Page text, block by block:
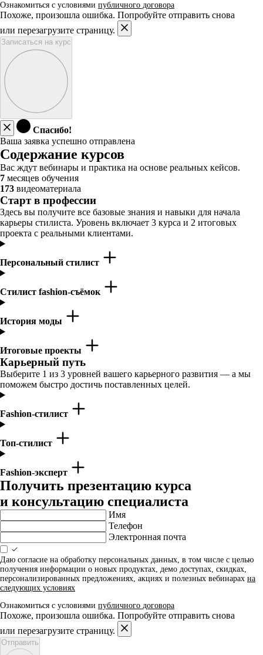
Ознакомиться с условиями публичного договора
Похоже, произошла ошибка. Попробуйте отправить снова
или перезагрузите страницу.
Записаться на курс
Спасибо!
Ваша заявка успешно отправлена
Содержание курсов
Вас ждут вебинары и практика на основе реальных кейсов.
7 месяцев обучения
173 видеоматериала
Старт в профессии
Здесь вы получите все базовые знания и навыки для начала
карьеры стилиста. Уровень включает 3 курса и 2 итоговых
проекта с реальными клиентами.
Персональный стилист
Стилист fashion-съёмок
История моды
Итоговые проекты
Карьерный путь
Выберите 1 из 3 уровней вашего карьерного развития — а мы
поможем быстро достичь поставленных целей.
Fashion-стилист
Топ-стилист
Fashion-эксперт
Получить презентацию курса
и консультацию специалиста
Имя
Телефон
Электронная почта
Даю согласие на обработку персональных данных, в том числе с целью
получения информации о новых продуктах, демо доступах, скидках,
персонализированных предложениях, акциях и полезных вебинарах на
следующих условиях
Ознакомиться с условиями публичного договора
Похоже, произошла ошибка. Попробуйте отправить снова
или перезагрузите страницу.
Отправить